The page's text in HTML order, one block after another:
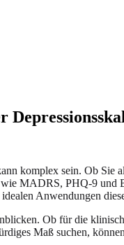
komplex sein. Ob
wie MADRS, PHQ-9 und
Anwendungen
Ob für die
Maß suchen,